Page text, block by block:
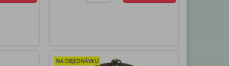
NA OBJEDNÁVKU